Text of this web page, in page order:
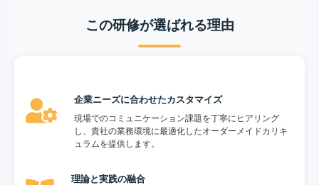
この研修が選ばれる理由
企業ニーズに合わせたカスタマイズ
現場でのコミュニケーション課題を丁寧にヒアリング
し、貴社の業務環境に最適化したオーダーメイドカリキ
ュラムを提供します。
理論と実践の融合